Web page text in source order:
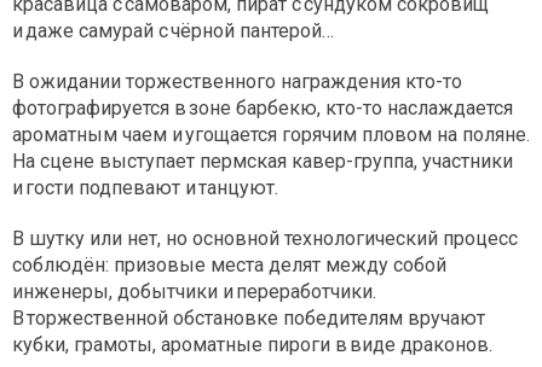
и даже самурай с чёрной пантерой…
В ожидании торжественного награждения кто-то
фотографируется в зоне барбекю, кто-то наслаждается
ароматным чаем и угощается горячим пловом на поляне.
На сцене выступает пермская кавер-группа, участники
и гости подпевают и танцуют.
В шутку или нет, но основной технологический процесс
соблюдён: призовые места делят между собой
инженеры, добытчики и переработчики.
В торжественной обстановке победителям вручают
кубки, грамоты, ароматные пироги в виде драконов.